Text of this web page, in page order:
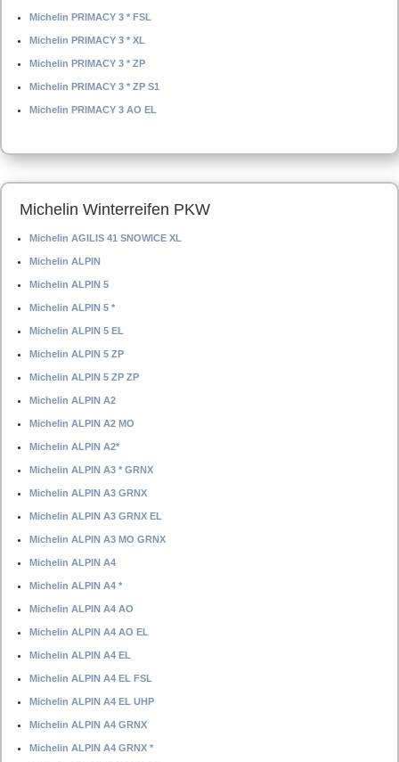
Michelin PRIMACY 3 * FSL
Michelin PRIMACY 3 * XL
Michelin PRIMACY 3 * ZP
Michelin PRIMACY 3 * ZP S1
Michelin PRIMACY 3 AO EL
Michelin Winterreifen PKW
Michelin AGILIS 41 SNOWICE XL
Michelin ALPIN
Michelin ALPIN 5
Michelin ALPIN 5 *
Michelin ALPIN 5 EL
Michelin ALPIN 5 ZP
Michelin ALPIN 5 ZP ZP
Michelin ALPIN A2
Michelin ALPIN A2 MO
Michelin ALPIN A2*
Michelin ALPIN A3 * GRNX
Michelin ALPIN A3 GRNX
Michelin ALPIN A3 GRNX EL
Michelin ALPIN A3 MO GRNX
Michelin ALPIN A4
Michelin ALPIN A4 *
Michelin ALPIN A4 AO
Michelin ALPIN A4 AO EL
Michelin ALPIN A4 EL
Michelin ALPIN A4 EL FSL
Michelin ALPIN A4 EL UHP
Michelin ALPIN A4 GRNX
Michelin ALPIN A4 GRNX *